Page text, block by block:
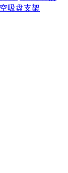
吸盘支架